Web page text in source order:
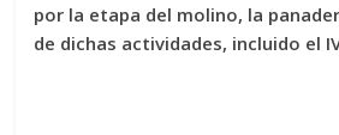
por la etapa del molino, la
de dichas actividades, incluido el